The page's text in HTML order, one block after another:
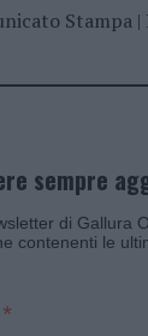
Stampa|
sempre
di Gallura
contenenti le
*